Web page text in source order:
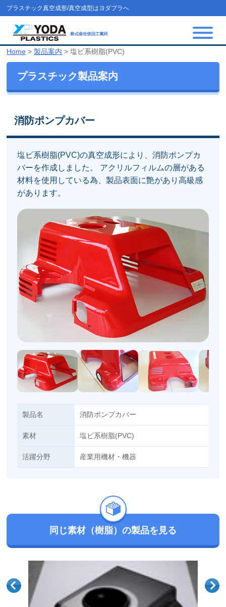
プラスチック真空成形/真空成型はヨダプラへ
Home >製品案内 >塩ビ系樹脂(PVC)
プラスチック製品案内
消防ポンプカバー
塩ビ系樹脂(PVC)の真空成形により、消防ポンプカ
バーを作成しました。 アクリルフィルムの層がある
材料を使用している為、製品表面に艶があり高級感
があります。
製品名 消防ポンプカバー
素材 塩ビ系樹脂(PVC)
活躍分野 産業用機材・機器
同じ素材（樹脂）の製品を見る